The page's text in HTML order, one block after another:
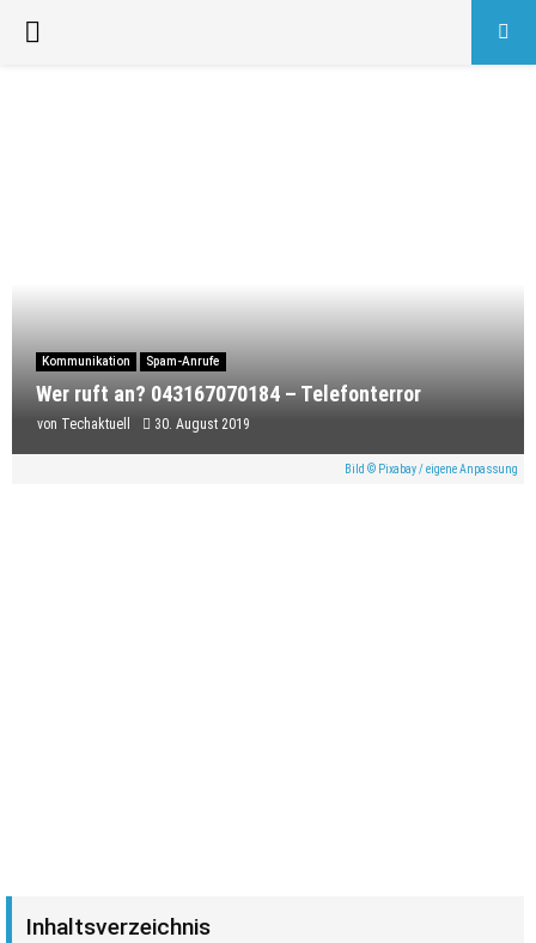
PRIMARY
Kommunikation Spam-Anrufe
Wer ruft an? 043167070184 – Telefonterror
von Techaktuell 30. August 2019
Bild © Pixabay / eigene Anpassung
Inhaltsverzeichnis